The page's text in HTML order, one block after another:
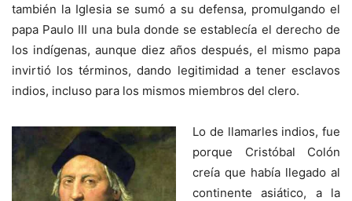
también la Iglesia se sumó a su defensa, promulgando el
papa Paulo III una bula donde se establecía el derecho de
los indígenas, aunque diez años después, el mismo papa
invirtió los términos, dando legitimidad a tener esclavos
indios, incluso para los mismos miembros del clero.
Lo de llamarles indios, fue
porque Cristóbal Colón
creía que había llegado al
continente asiático, a la